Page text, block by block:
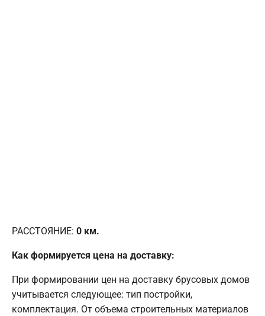
РАССТОЯНИЕ: 0 км.
Как формируется цена на доставку:
При формировании цен на доставку брусовых домов
учитывается следующее: тип постройки,
комплектация. От объема строительных материалов